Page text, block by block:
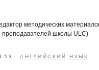
методических
преподавателей школы ULC)
АНГЛИЙСКИЙ ЯЗЫК